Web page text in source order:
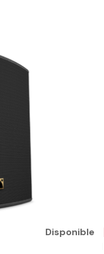
Disponible